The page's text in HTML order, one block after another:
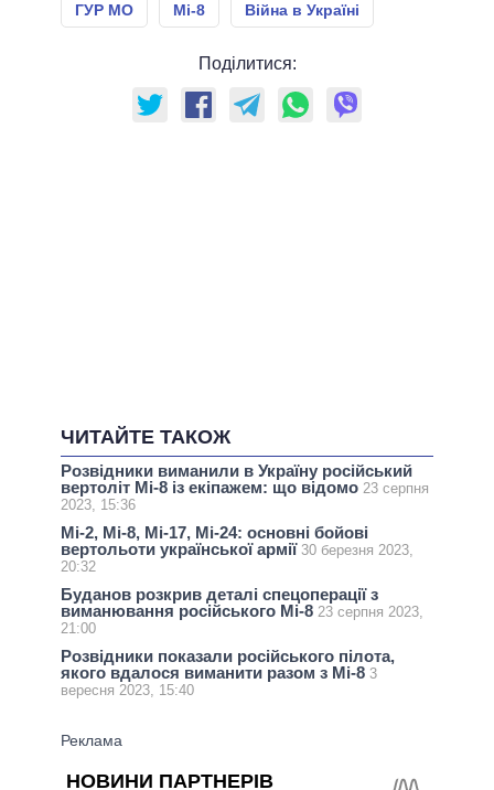
ГУР МО Мі-8 Війна в Україні
Поділитися:
ЧИТАЙТЕ ТАКОЖ
Розвідники виманили в Україну російський
вертоліт Мі-8 із екіпажем: що відомо 23 серпня
2023, 15:36
Мі-2, Мі-8, Мі-17, Мі-24: основні бойові
вертольоти української армії 30 березня 2023,
20:32
Буданов розкрив деталі спецоперації з
виманювання російського Мі-8 23 серпня 2023,
21:00
Розвідники показали російського пілота,
якого вдалося виманити разом з Мі-8 3
вересня 2023, 15:40